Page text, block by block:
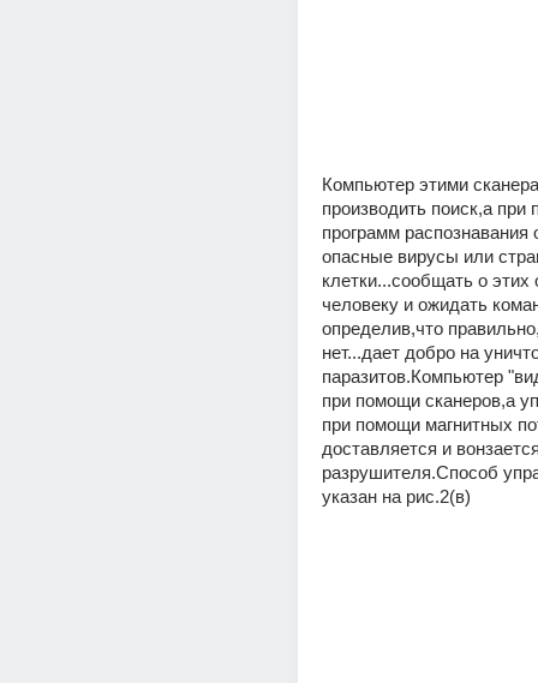
Компьютер этими
производить поиск,а при
программ распознавания
опасные вирусы или
клетки...сообщать о этих
человеку и ожидать
определив,что
нет...дает добро на
паразитов.Компьютер
при помощи сканеров,а
при помощи магнитных
доставляется и
разрушителя.Способ
указан на рис.2(в)